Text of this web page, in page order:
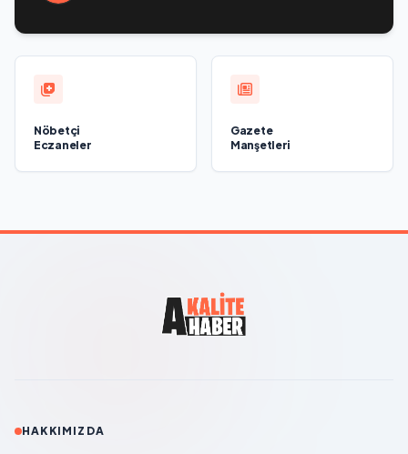
Nöbetçi
Eczaneler
Gazete
Manşetleri
HAKKIMIZDA